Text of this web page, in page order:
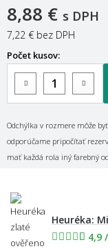
8,88 € s DPH
7,22 € bez DPH
Počet kusov:
Odchýlka v rozmere môže
odporúčame pripočítať
mať každá rola iný farebný
Heuréka:
4,9